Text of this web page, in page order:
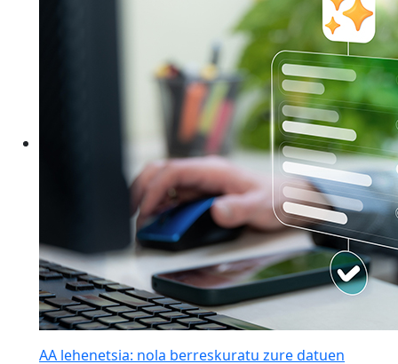
AA lehenetsia: nola berreskuratu zure datuen